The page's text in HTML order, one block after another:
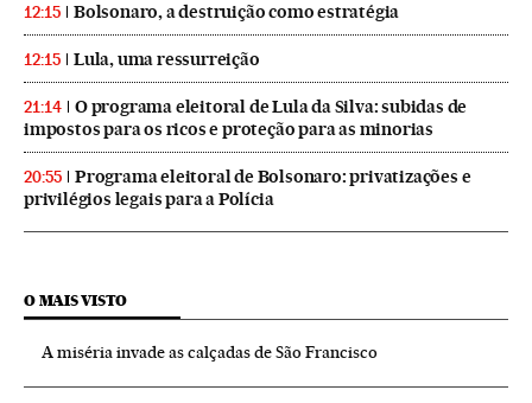
12:15 Bolsonaro, a destruição como estratégia
12:15 Lula, uma ressurreição
21:14
O programa eleitoral de Lula da Silva: subidas de
impostos para os ricos e proteção para as minorias
20:55
Programa eleitoral de Bolsonaro: privatizações e
privilégios legais para a Polícia
O MAIS VISTO
A miséria invade as calçadas de São Francisco